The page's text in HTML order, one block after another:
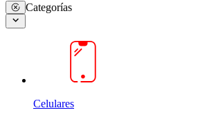
Categorías
Celulares